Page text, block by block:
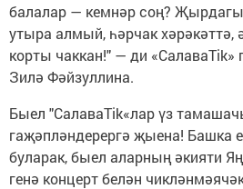
балалар — кемнәр соң?
утыра алмый, һәрчак хәрәкәттә,
корты чаккан!" — ди «СалаваTik»
Зилә Фәйзуллина.
Быел "СалаваTik«лар үз
гаҗәпләндерергә җыена! Башка
буларак, быел аларның әкияти
генә концерт белән